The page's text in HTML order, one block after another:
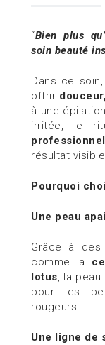
“Bien plus
soin beauté
Dans ce
offrir
à une
irritée, le
résultat
Pourquoi
Une peau
Grâce à des
comme la
lotus, la
pour les
rougeurs.
Une ligne de